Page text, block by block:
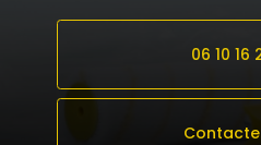
06 10 16